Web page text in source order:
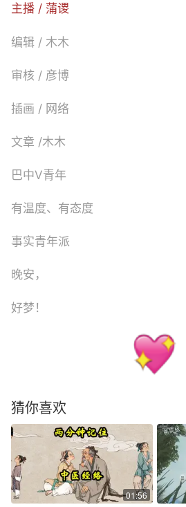
主播 / 蒲谡
编辑 / 木木
审核 / 彦博
插画 / 网络
文章 /木木
巴中V青年
有温度、有态度
事实青年派
晚安，
好梦！
猜你喜欢
01:56